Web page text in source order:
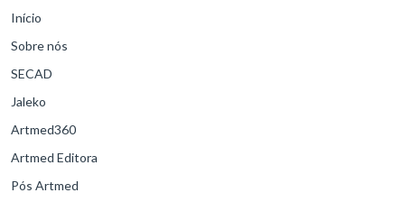
Início
Sobre nós
SECAD
Jaleko
Artmed360
Artmed Editora
Pós Artmed